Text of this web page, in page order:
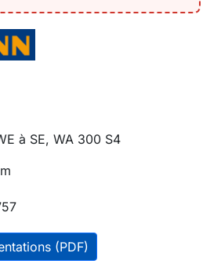
à SE, WA 300 S4
(PDF)